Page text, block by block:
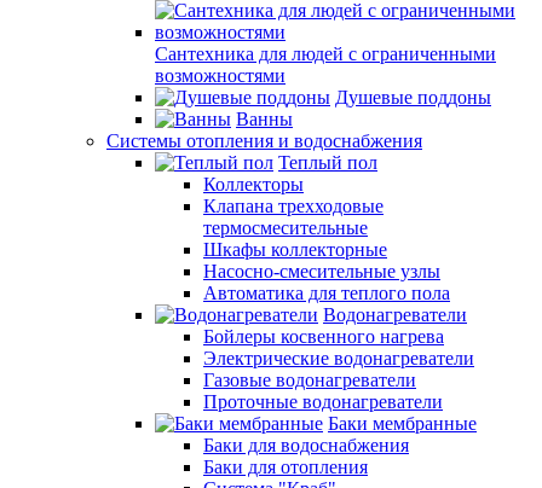
Сантехника для людей с ограниченными
возможностями
Душевые поддоны
Ванны
Системы отопления и водоснабжения
Теплый пол
Коллекторы
Клапана трехходовые
термосмесительные
Шкафы коллекторные
Насосно-смесительные узлы
Автоматика для теплого пола
Водонагреватели
Бойлеры косвенного нагрева
Электрические водонагреватели
Газовые водонагреватели
Проточные водонагреватели
Баки мембранные
Баки для водоснабжения
Баки для отопления